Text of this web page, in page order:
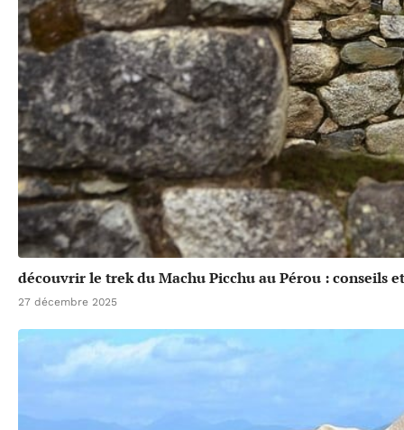
découvrir le trek du Machu Picchu au Pérou : conseils
27 décembre 2025